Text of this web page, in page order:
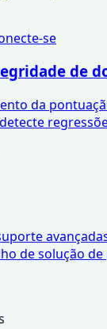
se
de
da
de solução